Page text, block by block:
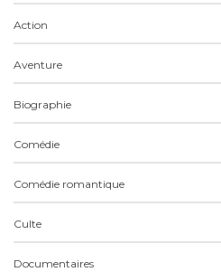
Action
Aventure
Biographie
Comédie
Comédie romantique
Culte
Documentaires